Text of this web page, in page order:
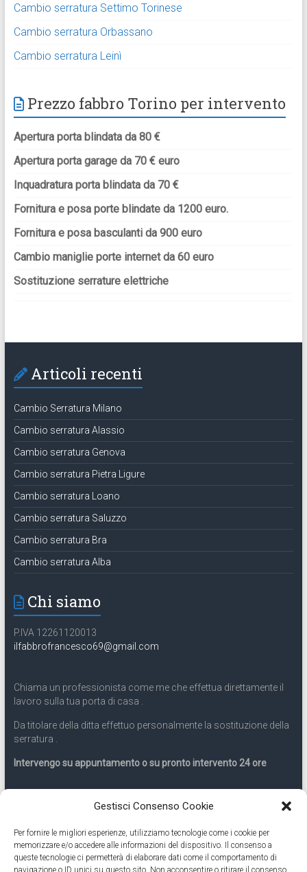
Gestisci Consenso Cookie
Per fornire le migliori esperienze, utilizziamo tecnologie come i cookie per
memorizzare e/o accedere alle informazioni del dispositivo. Il consenso a
queste tecnologie ci permetterà di elaborare dati come il comportamento di
navigazione o ID unici su questo sito. Non acconsentire o ritirare il consenso
Cambio serratura Settimo Torinese
Cambio serratura Orbassano
Cambio serratura Leinì
Prezzo fabbro Torino per intervento
Apertura porta blindata da 80 €
Apertura porta garage da 70 € euro
Inquadratura porta blindata da 70 €
Fornitura e posa porte blindate da 1200 euro.
Fornitura e posa basculanti da 900 euro
Cambio maniglie porte internet da 60 euro
Sostituzione serrature elettriche
Articoli recenti
Cambio Serratura Milano
Cambio serratura Alassio
Cambio serratura Genova
Cambio serratura Pietra Ligure
Cambio serratura Loano
Cambio serratura Saluzzo
Cambio serratura Bra
Cambio serratura Alba
Chi siamo
P.IVA 12261120013
ilfabbrofrancesco69@gmail.com
Chiama un professionista come me che effettua direttamente il
lavoro sulla tua porta di casa .
Da titolare della ditta effettuo personalmente la sostituzione della
serratura .
Intervengo su appuntamento o su pronto intervento 24 ore
Servizio 24 ore
Cell331.9899963